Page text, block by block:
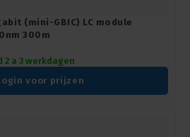
(mini-GBIC) LC module
300m
a 3 werkdagen
voor prijzen